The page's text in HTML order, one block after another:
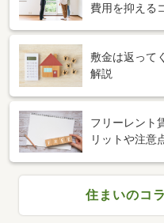
費用を抑える
敷金は返って
解説
フリーレント
リットや注意
住まいのコ